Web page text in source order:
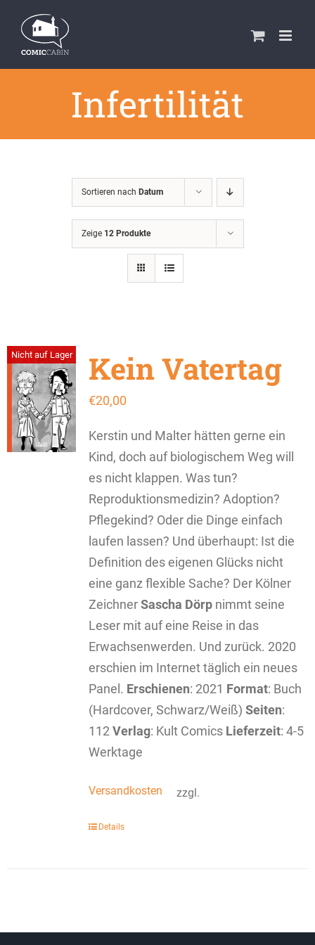
Inhalt
springen
Infertilität
Sortieren nach Datum
Zeige 12 Produkte
Nicht auf Lager Kein Vatertag
€20,00
Kerstin und Malter hätten gerne ein
Kind, doch auf biologischem Weg will
es nicht klappen. Was tun?
Reproduktionsmedizin? Adoption?
Pflegekind? Oder die Dinge einfach
laufen lassen? Und überhaupt: Ist die
Definition des eigenen Glücks nicht
eine ganz flexible Sache? Der Kölner
ZeichnerSascha Dörpnimmt seine
Leser mit auf eine Reise in das
Erwachsenwerden. Und zurück. 2020
erschien im Internet täglich ein neues
Panel. Erschienen: 2021 Format: Buch
(Hardcover, Schwarz/Weiß) Seiten:
112 Verlag: Kult Comics Lieferzeit: 4-5
Werktage
zzgl.
Versandkosten
Details